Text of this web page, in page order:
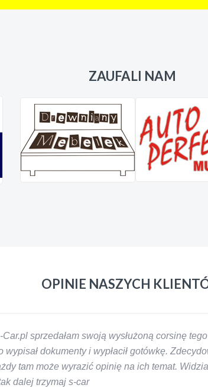
ZAUFALI NAM
OPINIE NASZYCH
sprzedałam swoją wysłużoną corsinę
dokumenty i wypłacił gotówkę.
tam może wyrazić opinię na ich temat.
dalej trzymaj s-car